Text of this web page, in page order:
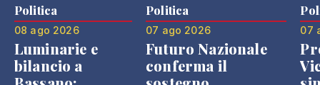
Politica
08 ago 2026
Luminarie e
bilancio a
Politica
07 ago 2026
Futuro Nazionale
conferma il
07